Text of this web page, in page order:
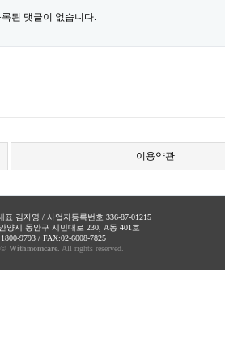
록된 댓글이 없습니다.
이용약관
표 김자영 / 사업자등록번호 336-87-01215
양시 동안구 시민대로 230, A동 401호
9793 / FAX:02-6008-7825
© Withmomcare. All rights reserved.